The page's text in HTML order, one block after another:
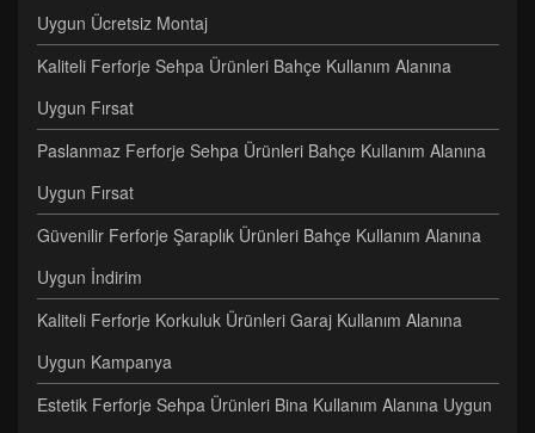
Uygun Ücretsiz Montaj
Kaliteli Ferforje Sehpa Ürünleri Bahçe Kullanım Alanına
Uygun Fırsat
Paslanmaz Ferforje Sehpa Ürünleri Bahçe Kullanım Alanına
Uygun Fırsat
Güvenilir Ferforje Şaraplık Ürünleri Bahçe Kullanım Alanına
Uygun İndirim
Kaliteli Ferforje Korkuluk Ürünleri Garaj Kullanım Alanına
Uygun Kampanya
Estetik Ferforje Sehpa Ürünleri Bina Kullanım Alanına Uygun